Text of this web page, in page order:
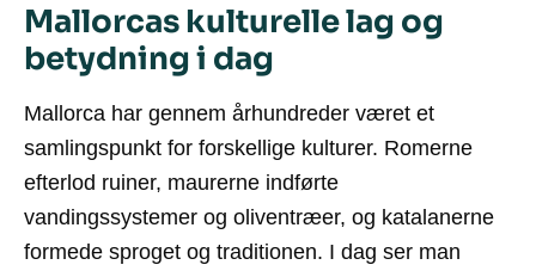
Mallorcas kulturelle lag og
betydning i dag
Mallorca har gennem århundreder været et
samlingspunkt for forskellige kulturer. Romerne
efterlod ruiner, maurerne indførte
vandingssystemer og oliventræer, og katalanerne
formede sproget og traditionen. I dag ser man